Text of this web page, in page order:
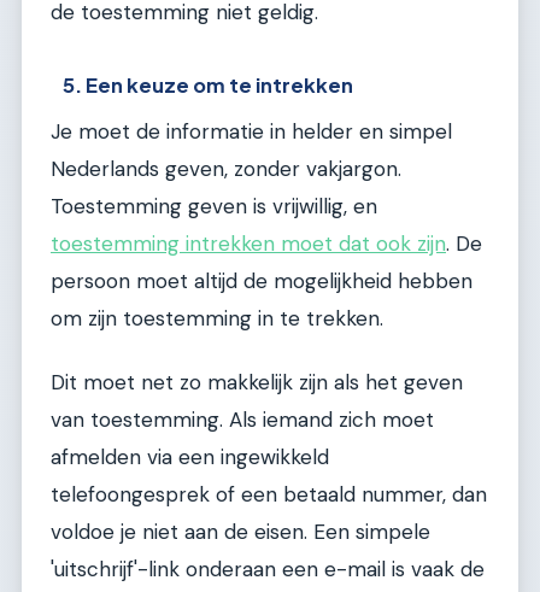
de toestemming niet geldig.
5. Een keuze om te intrekken
Je moet de informatie in helder en simpel
Nederlands geven, zonder vakjargon.
Toestemming geven is vrijwillig, en
toestemming intrekken moet dat ook zijn. De
persoon moet altijd de mogelijkheid hebben
om zijn toestemming in te trekken.
Dit moet net zo makkelijk zijn als het geven
van toestemming. Als iemand zich moet
afmelden via een ingewikkeld
telefoongesprek of een betaald nummer, dan
voldoe je niet aan de eisen. Een simpele
'uitschrijf'-link onderaan een e-mail is vaak de